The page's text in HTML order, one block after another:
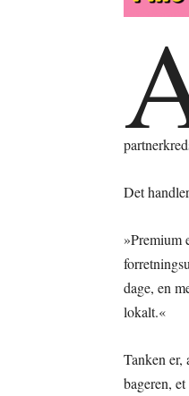
Det
»Premium
dage, en
lokalt.«
Tanken
bageren,